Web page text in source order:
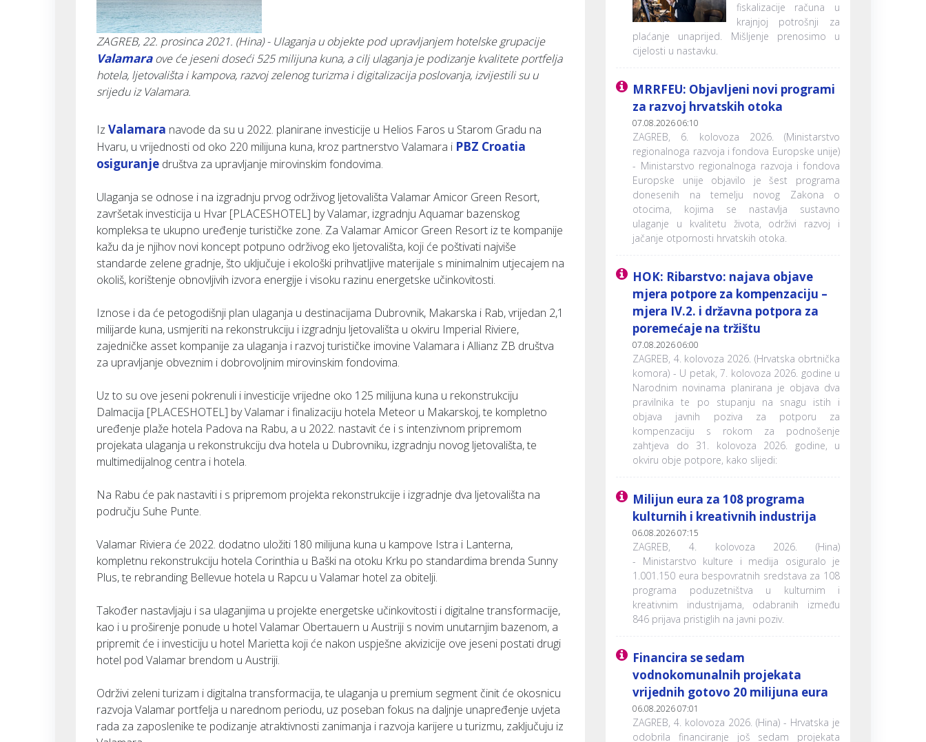
ZAGREB, 22. prosinca 2021. (Hina) - Ulaganja u objekte pod upravljanjem hotelske grupacije
Valamaraove će jeseni doseći 525 milijuna kuna, a cilj ulaganja je podizanje kvalitete portfelja
hotela, ljetovališta i kampova, razvoj zelenog turizma i digitalizacija poslovanja, izvijestili su u
srijedu iz Valamara.
Iz Valamara navode da su u 2022. planirane investicije u Helios Faros u Starom Gradu na
Hvaru, u vrijednosti od oko 220 milijuna kuna, kroz partnerstvo Valamara i PBZ Croatia
osiguranje društva za upravljanje mirovinskim fondovima.
Ulaganja se odnose i na izgradnju prvog održivog ljetovališta Valamar Amicor Green Resort,
završetak investicija u Hvar [PLACESHOTEL] by Valamar, izgradnju Aquamar bazenskog
kompleksa te ukupno uređenje turističke zone. Za Valamar Amicor Green Resort iz te kompanije
kažu da je njihov novi koncept potpuno održivog eko ljetovališta, koji će poštivati najviše
standarde zelene gradnje, što uključuje i ekološki prihvatljive materijale s minimalnim utjecajem na
okoliš, korištenje obnovljivih izvora energije i visoku razinu energetske učinkovitosti.
Iznose i da će petogodišnji plan ulaganja u destinacijama Dubrovnik, Makarska i Rab, vrijedan 2,1
milijarde kuna, usmjeriti na rekonstrukciju i izgradnju ljetovališta u okviru Imperial Riviere,
zajedničke asset kompanije za ulaganja i razvoj turističke imovine Valamara i Allianz ZB društva
za upravljanje obveznim i dobrovoljnim mirovinskim fondovima.
Uz to su ove jeseni pokrenuli i investicije vrijedne oko 125 milijuna kuna u rekonstrukciju
Dalmacija [PLACESHOTEL] by Valamar i finalizaciju hotela Meteor u Makarskoj, te kompletno
uređenje plaže hotela Padova na Rabu, a u 2022. nastavit će i s intenzivnom pripremom
projekata ulaganja u rekonstrukciju dva hotela u Dubrovniku, izgradnju novog ljetovališta, te
multimedijalnog centra i hotela.
Na Rabu će pak nastaviti i s pripremom projekta rekonstrukcije i izgradnje dva ljetovališta na
području Suhe Punte.
Valamar Riviera će 2022. dodatno uložiti 180 milijuna kuna u kampove Istra i Lanterna,
kompletnu rekonstrukciju hotela Corinthia u Baški na otoku Krku po standardima brenda Sunny
Plus, te rebranding Bellevue hotela u Rapcu u Valamar hotel za obitelji.
Također nastavljaju i sa ulaganjima u projekte energetske učinkovitosti i digitalne transformacije,
kao i u proširenje ponude u hotel Valamar Obertauern u Austriji s novim unutarnjim bazenom, a
pripremit će i investiciju u hotel Marietta koji će nakon uspješne akvizicije ove jeseni postati drugi
hotel pod Valamar brendom u Austriji.
Održivi zeleni turizam i digitalna transformacija, te ulaganja u premium segment činit će okosnicu
razvoja Valamar portfelja u narednom periodu, uz poseban fokus na daljnje unapređenje uvjeta
rada za zaposlenike te podizanje atraktivnosti zanimanja i razvoja karijere u turizmu, zaključuju iz
fiskalizacije računa u
krajnjoj potrošnji za
plaćanje unaprijed. Mišljenje prenosimo u
cijelosti u nastavku.
MRRFEU: Objavljeni novi programi
za razvoj hrvatskih otoka
07.08.2026 06:10
ZAGREB, 6. kolovoza 2026. (Ministarstvo
regionalnoga razvoja i fondova Europske unije)
- Ministarstvo regionalnoga razvoja i fondova
Europske unije objavilo je šest programa
donesenih na temelju novog Zakona o
otocima, kojima se nastavlja sustavno
ulaganje u kvalitetu života, održivi razvoj i
jačanje otpornosti hrvatskih otoka.
HOK: Ribarstvo: najava objave
mjera potpore za kompenzaciju –
mjera IV.2. i državna potpora za
poremećaje na tržištu
07.08.2026 06:00
ZAGREB, 4. kolovoza 2026. (Hrvatska obrtnička
komora) - U petak, 7. kolovoza 2026. godine u
Narodnim novinama planirana je objava dva
pravilnika te po stupanju na snagu istih i
objava javnih poziva za potporu za
kompenzaciju s rokom za podnošenje
zahtjeva do 31. kolovoza 2026. godine, u
okviru obje potpore, kako slijedi:
Milijun eura za 108 programa
kulturnih i kreativnih industrija
06.08.2026 07:15
ZAGREB, 4. kolovoza 2026. (Hina)
- Ministarstvo kulture i medija osiguralo je
1.001.150 eura bespovratnih sredstava za 108
programa poduzetništva u kulturnim i
kreativnim industrijama, odabranih između
846 prijava pristiglih na javni poziv.
Financira se sedam
vodnokomunalnih projekata
vrijednih gotovo 20 milijuna eura
06.08.2026 07:01
ZAGREB, 4. kolovoza 2026. (Hina) - Hrvatska je
odobrila financiranje još sedam projekata